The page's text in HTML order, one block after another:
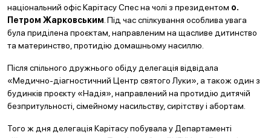
національний офіс Карітасу Спес на чолі з президентом о.
Петром Жарковським . Під час спілкування особлива увага
була приділена проєктам, направленим на щасливе дитинство
та материнство, протидію домашньому насиллю.
Після спільного дружнього обіду делегація відвідала
«Медично-діагностичний Центр святого Луки», а також один з
будинків проєкту «Надія», направлений на протидію дитячій
безпритульності, сімейному насильству, сирітству і абортам.
Того ж дня делегація Карітасу побувала у Департаменті